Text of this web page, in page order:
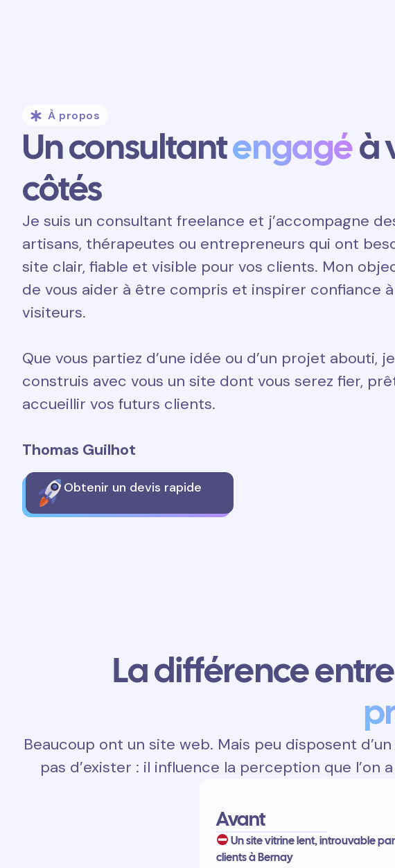
À propos
Un consultantengagéà
côtés
Je suis un consultant freelance et j’accompagne
artisans, thérapeutes ou entrepreneurs qui ont
site clair, fiable et visible pour vos clients. Mon
de vous aider à être compris et inspirer confiance
visiteurs.
Que vous partiez d’une idée ou d’un projet abouti, je
construis avec vous un site dont vous serez fier,
accueillir vos futurs clients.
Thomas Guilhot
Obtenir un devis rapide
La différence
Beaucoup ont un site web. Mais peu disposent
pas d’exister : il influence la perception que
Avant
Un site vitrine lent, introuvable
clients à Bernay